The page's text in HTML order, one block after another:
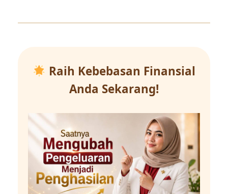
Raih Kebebasan Finansial
Anda Sekarang!